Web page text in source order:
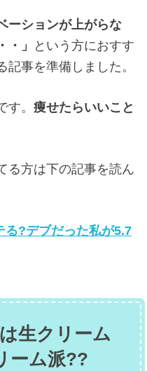
ーションが上がらな
・」
という方におすす
事を準備しました。
す。痩せたらいいこと
る方は下の記事を読ん
る?デブだった私が5.7
生クリーム
ーム派??